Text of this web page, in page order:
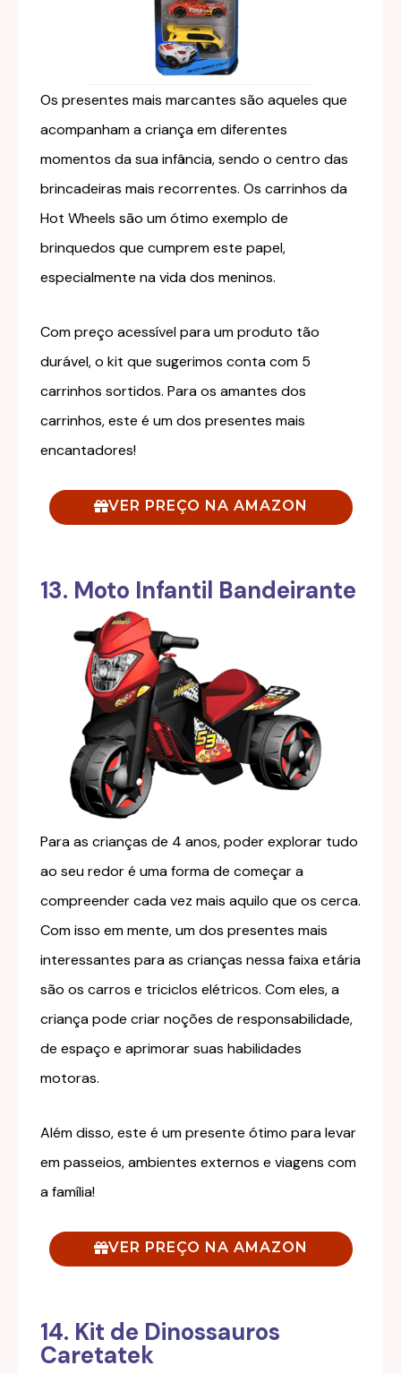
Os presentes mais marcantes são aqueles que
acompanham a criança em diferentes
momentos da sua infância, sendo o centro das
brincadeiras mais recorrentes. Os carrinhos da
Hot Wheels são um ótimo exemplo de
brinquedos que cumprem este papel,
especialmente na vida dos meninos.
Com preço acessível para um produto tão
durável, o kit que sugerimos conta com 5
carrinhos sortidos. Para os amantes dos
carrinhos, este é um dos presentes mais
encantadores!
VER PREÇO NA AMAZON
13. Moto Infantil Bandeirante
Para as crianças de 4 anos, poder explorar tudo
ao seu redor é uma forma de começar a
compreender cada vez mais aquilo que os cerca.
Com isso em mente, um dos presentes mais
interessantes para as crianças nessa faixa etária
são os carros e triciclos elétricos. Com eles, a
criança pode criar noções de responsabilidade,
de espaço e aprimorar suas habilidades
motoras.
Além disso, este é um presente ótimo para levar
em passeios, ambientes externos e viagens com
a família!
VER PREÇO NA AMAZON
14. Kit de Dinossauros
Caretatek